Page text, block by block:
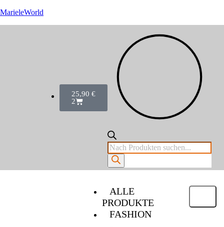
MarieleWorld
25,90 €
2
ALLE
PRODUKTE
FASHION